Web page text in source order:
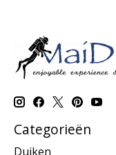
Categorieën
Duiken